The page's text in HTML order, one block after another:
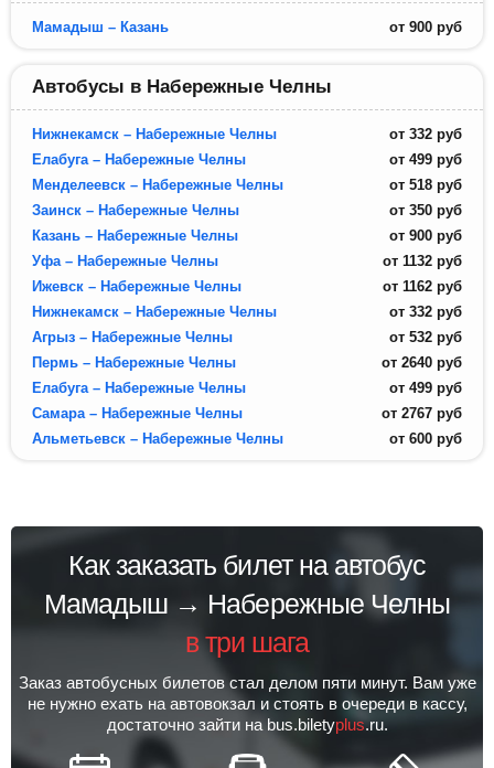
Мамадыш – Казань от 900 руб
Автобусы в Набережные Челны
Нижнекамск – Набережные Челны от 332 руб
Елабуга – Набережные Челны
от 499 руб
Менделеевск – Набережные Челны
от 518 руб
Заинск – Набережные Челны
от 350 руб
Казань – Набережные Челны
от 900 руб
Уфа – Набережные Челны
от 1132 руб
Ижевск – Набережные Челны
от 1162 руб
Нижнекамск – Набережные Челны
от 332 руб
Агрыз – Набережные Челны
от 532 руб
Пермь – Набережные Челны
от 2640 руб
Елабуга – Набережные Челны
от 499 руб
Самара – Набережные Челны
от 2767 руб
Альметьевск – Набережные Челны
от 600 руб
Как заказать билет на автобус
Мамадыш → Набережные Челны
в три шага
Заказ автобусных билетов стал делом пяти минут. Вам уже
не нужно ехать на автовокзал и стоять в очереди в кассу,
достаточно зайти на bus.biletyplus.ru.